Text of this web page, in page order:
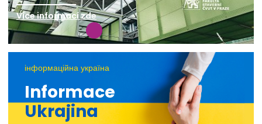
Více informací zde
інформаційна україна
Informace
Ukrajina